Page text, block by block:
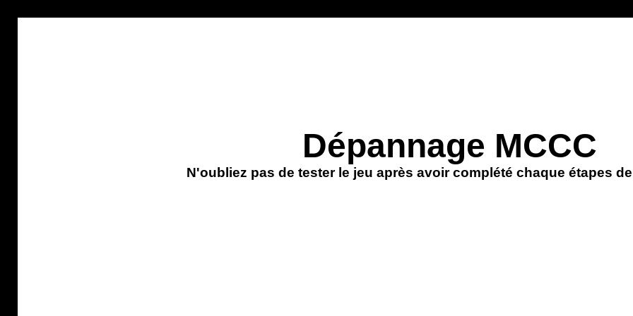
Dépannage MCCC
N'oubliez pas de tester le jeu après avoir complété chaque étapes